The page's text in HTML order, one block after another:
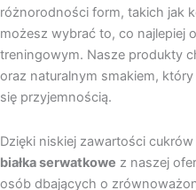
różnorodności form, takich jak
możesz wybrać to, co najlepiej
treningowym. Nasze produkty
oraz naturalnym smakiem,
się przyjemnością.
Dzięki niskiej zawartości
białka serwatkowe z naszej
osób dbających o